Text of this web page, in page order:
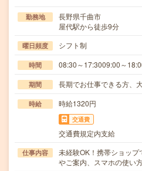
勤務地
長野県千曲市
屋代駅から徒歩9分
曜日頻度 シフト制
時間 08:30～17:3009:00～
期間 長期でお仕事できる方、
時給 時給1320円
交通費
交通費規定内支給
仕事内容
未経験OK！携帯ショッ
やご案内、スマホの使い